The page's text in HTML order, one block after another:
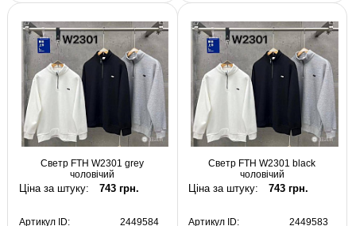
Светр FTH W2301 grey
чоловічий
Ціна за штуку: 743 грн.
Артикул ID:
2449584
Светр FTH W2301 black
чоловічий
Ціна за штуку: 743 грн.
Артикул ID:
2449583